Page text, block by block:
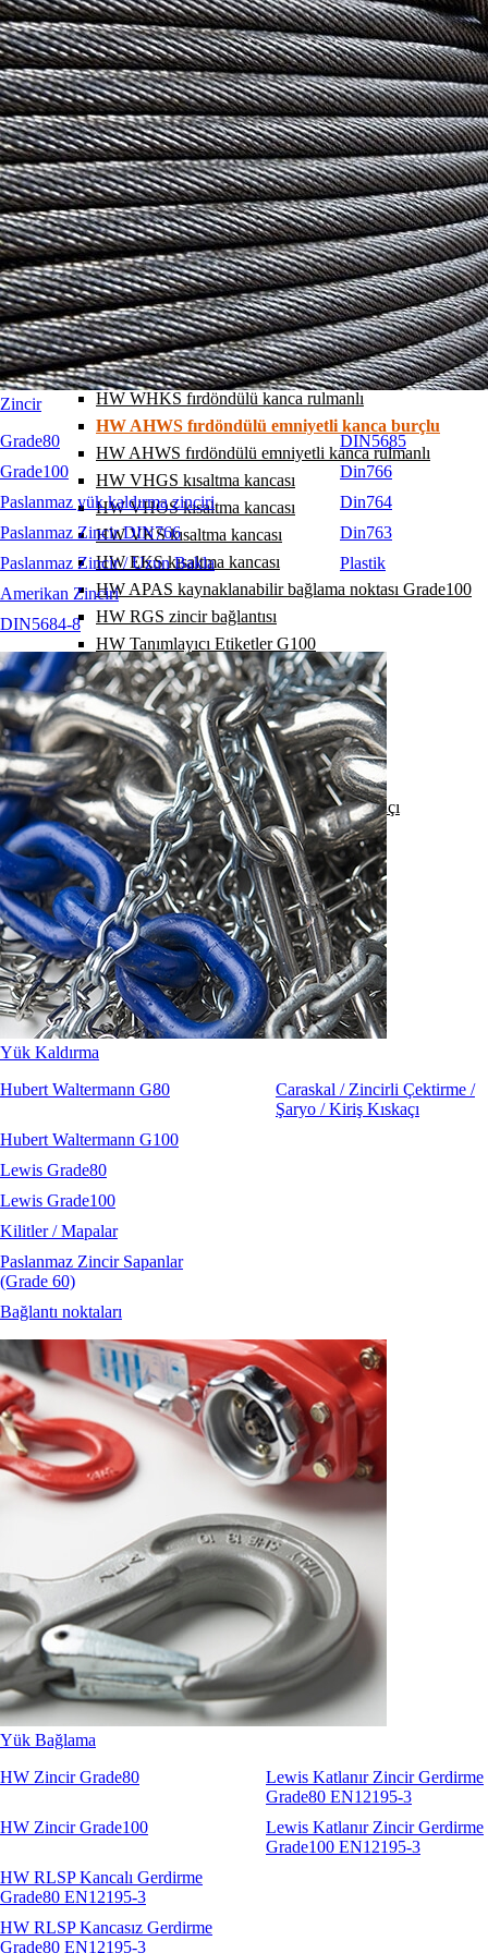
Zincir
Grade80
Grade100
Paslanmaz yük kaldırma zinciri
Paslanmaz Zincir DIN766
Paslanmaz Zincir / Uzun Bakla
Amerikan Zinciri
DIN5684-8
DIN5685
Din766
Din764
Din763
Plastik
Yük Kaldırma
Hubert Waltermann G80
Hubert Waltermann G100
Lewis Grade80
Lewis Grade100
Kilitler / Mapalar
Paslanmaz Zincir Sapanlar
(Grade 60)
Bağlantı noktaları
Caraskal / Zincirli Çektirme /
Şaryo / Kiriş Kıskaçı
Yük Bağlama
HW Zincir Grade80
HW Zincir Grade100
HW RLSP Kancalı Gerdirme
Grade80 EN12195-3
HW RLSP Kancasız Gerdirme
Grade80 EN12195-3
Lewis Katlanır Zincir Gerdirme
Grade80 EN12195-3
Lewis Katlanır Zincir Gerdirme
Grade100 EN12195-3
HW AGOS halka 3-4 bacak
HW SAOS geniş halka
HW SAGOS geniş halka
HW Halka AKS 1 bacak
HW Halka AKS 2 bacak
HW Halka AKS 4 bacak
HW SGBS Pimli Kanca
HW GHKS pimli kanca
HW AHGS pimli kilitli kanca
HW SOBS Gözlü Kanca
HW OHKS gözlü kanca
HW AHOS gözlü kilitli kanca
HW CWHS gözlü dökümcü kanca
HW WHKS Fırdöndülü kanca burçlu
HW WHKS fırdöndülü kanca rulmanlı
HW AHWS fırdöndülü emniyetli kanca burçlu
HW AHWS fırdöndülü emniyetli kanca rulmanlı
HW VHGS kısaltma kancası
HW VHOS kısaltma kancası
HW VKS kısaltma kancası
HW EKS kısaltma kancası
HW APAS kaynaklanabilir bağlama noktası Grade100
HW RGS zincir bağlantısı
HW Tanımlayıcı Etiketler G100
Lewis Grade80
Lewis Grade100
Kilitler / Mapalar
Paslanmaz Zincir Sapanlar (Grade 60)
Bağlantı noktaları
Caraskal / Zincirli Çektirme / Şaryo / Kiriş Kıskaçı
Yük Bağlama
Sapanlar
Aksesuarlar
Codipro
Terrier
RopeBlock
Nemag
Talurit